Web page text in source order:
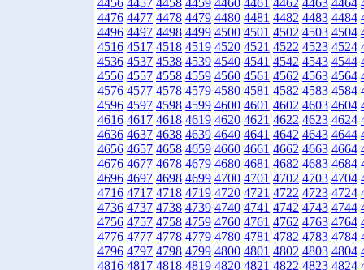
4456 4457 4458 4459 4460 4461 4462 4463 4464
4476 4477 4478 4479 4480 4481 4482 4483 4484
4496 4497 4498 4499 4500 4501 4502 4503 4504
4516 4517 4518 4519 4520 4521 4522 4523 4524
4536 4537 4538 4539 4540 4541 4542 4543 4544
4556 4557 4558 4559 4560 4561 4562 4563 4564
4576 4577 4578 4579 4580 4581 4582 4583 4584
4596 4597 4598 4599 4600 4601 4602 4603 4604
4616 4617 4618 4619 4620 4621 4622 4623 4624
4636 4637 4638 4639 4640 4641 4642 4643 4644
4656 4657 4658 4659 4660 4661 4662 4663 4664
4676 4677 4678 4679 4680 4681 4682 4683 4684
4696 4697 4698 4699 4700 4701 4702 4703 4704
4716 4717 4718 4719 4720 4721 4722 4723 4724
4736 4737 4738 4739 4740 4741 4742 4743 4744
4756 4757 4758 4759 4760 4761 4762 4763 4764
4776 4777 4778 4779 4780 4781 4782 4783 4784
4796 4797 4798 4799 4800 4801 4802 4803 4804
4816 4817 4818 4819 4820 4821 4822 4823 4824